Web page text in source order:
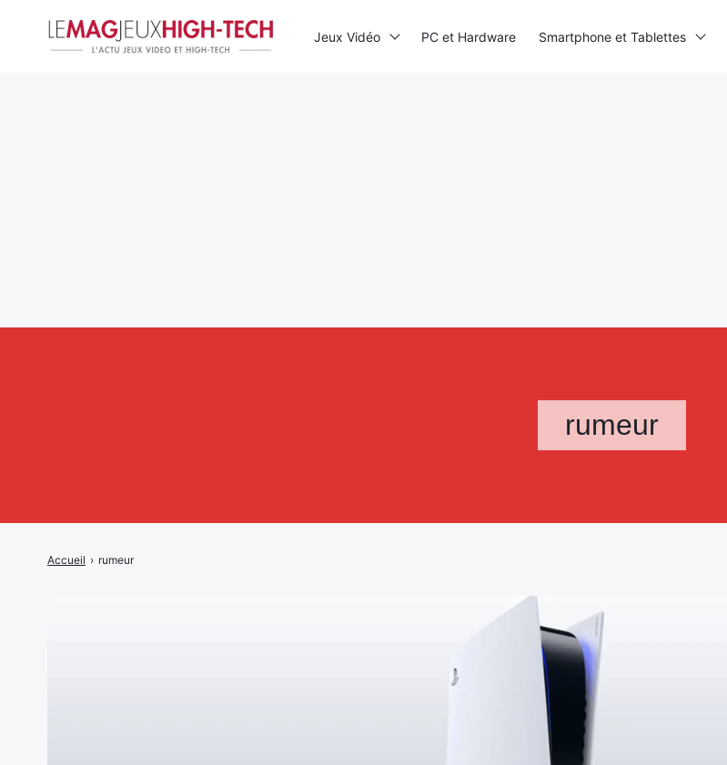
rumeur
Accueil › rumeur
Jeux Vidéo PC et Hardware Smartphone et Tablettes